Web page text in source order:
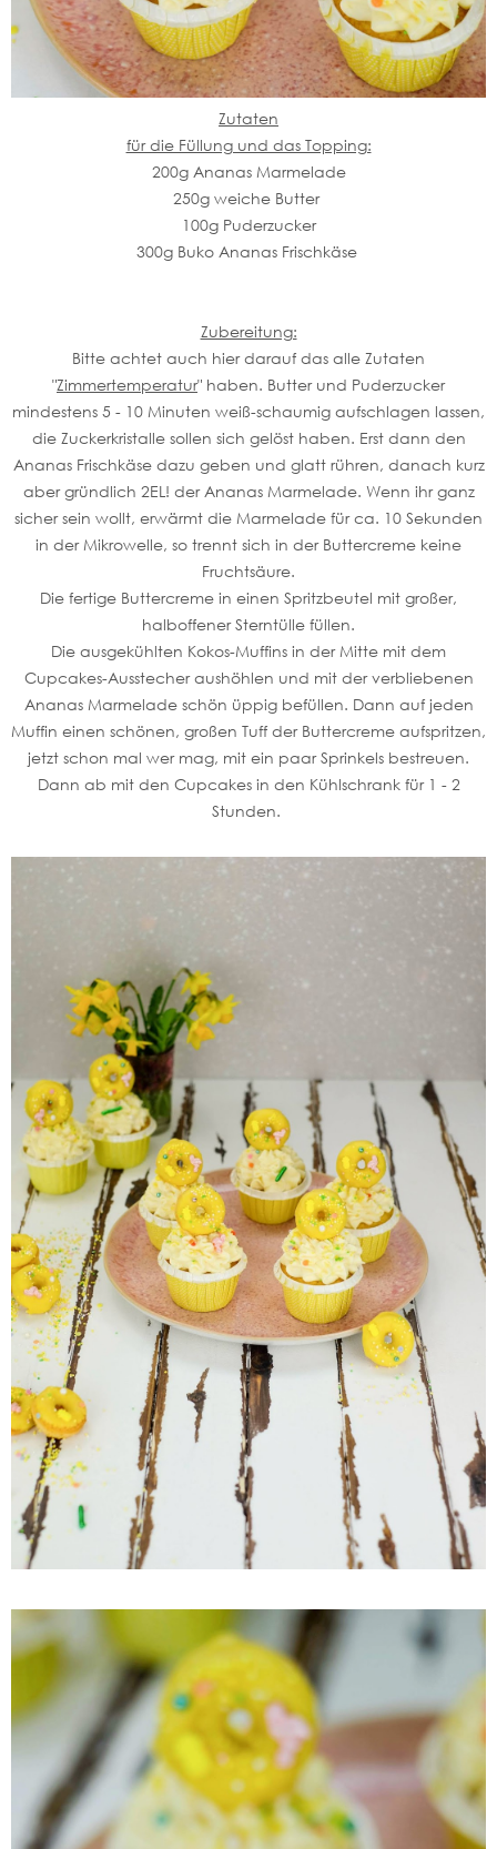
Zutaten
für die Füllung und das Topping:
200g Ananas Marmelade
250g weiche Butter
100g Puderzucker
300g Buko Ananas Frischkäse
Zubereitung:
Bitte achtet auch hier darauf das alle Zutaten
"Zimmertemperatur" haben. Butter und Puderzucker
mindestens 5 - 10 Minuten weiß-schaumig aufschlagen lassen,
die Zuckerkristalle sollen sich gelöst haben. Erst dann den
Ananas Frischkäse dazu geben und glatt rühren, danach kurz
aber gründlich 2EL! der Ananas Marmelade. Wenn ihr ganz
sicher sein wollt, erwärmt die Marmelade für ca. 10 Sekunden
in der Mikrowelle, so trennt sich in der Buttercreme keine
Fruchtsäure.
Die fertige Buttercreme in einen Spritzbeutel mit großer,
halboffener Sterntülle füllen.
Die ausgekühlten Kokos-Muffins in der Mitte mit dem
Cupcakes-Ausstecher aushöhlen und mit der verbliebenen
Ananas Marmelade schön üppig befüllen. Dann auf jeden
Muffin einen schönen, großen Tuff der Buttercreme aufspritzen,
jetzt schon mal wer mag, mit ein paar Sprinkels bestreuen.
Dann ab mit den Cupcakes in den Kühlschrank für 1 - 2
Stunden.